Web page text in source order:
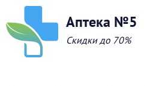
Аптека №5
Скидки до 70%